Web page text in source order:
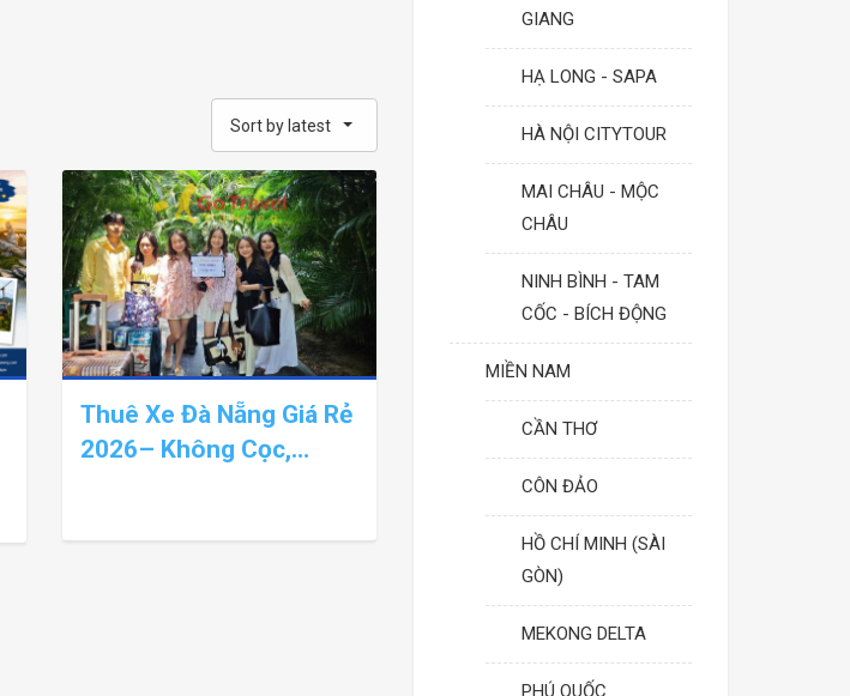
Sort by latest
Thuê Xe Đà Nẵng Giá Rẻ
2026– Không Cọc,
GIANG
HẠ LONG - SAPA
HÀ NỘI CITYTOUR
MAI CHÂU - MỘC
CHÂU
NINH BÌNH - TAM
CỐC - BÍCH ĐỘNG
MIỀN NAM
CẦN THƠ
CÔN ĐẢO
HỒ CHÍ MINH (SÀI
GÒN)
MEKONG DELTA
PHÚ QUỐC